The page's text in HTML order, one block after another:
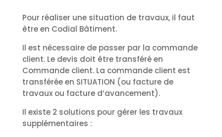
Pour réaliser une situation de travaux, il faut
être en Codial Bâtiment.
Il est nécessaire de passer par la commande
client. Le devis doit être transféré en
Commande client. La commande client est
transférée en SITUATION (ou facture de
travaux ou facture d’avancement).
Il existe 2 solutions pour gérer les travaux
supplémentaires :